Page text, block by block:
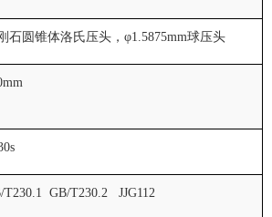
石圆锥体洛氏压头，φ1.5875mm球压头
T230.1 GB/T230.2 JJG112